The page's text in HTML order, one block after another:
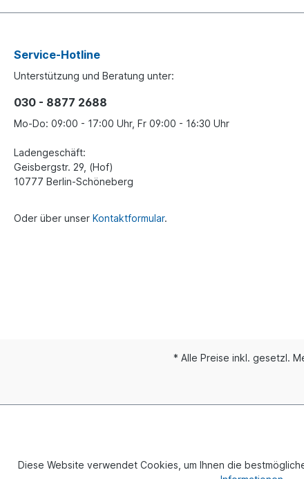
Service-Hotline
Unterstützung und Beratung unter:
030 - 8877 2688
Mo-Do: 09:00 - 17:00 Uhr, Fr 09:00 - 16:30 Uhr
Ladengeschäft:
Geisbergstr. 29, (Hof)
10777 Berlin-Schöneberg
Oder über unser Kontaktformular.
* Alle Preise inkl. gesetzl.
Diese Website verwendet Cookies, um Ihnen die